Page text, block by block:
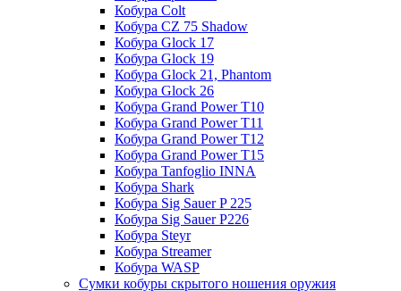
Кобура Colt
Кобура CZ 75 Shadow
Кобура Glock 17
Кобура Glock 19
Кобура Glock 21, Phantom
Кобура Glock 26
Кобура Grand Power T10
Кобура Grand Power T11
Кобура Grand Power T12
Кобура Grand Power T15
Кобура Tanfoglio INNA
Кобура Shark
Кобура Sig Sauer P 225
Кобура Sig Sauer P226
Кобура Steyr
Кобура Streamer
Кобура WASP
Сумки кобуры скрытого ношения оружия